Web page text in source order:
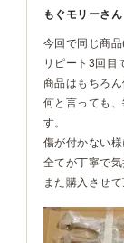
もぐモリーさん
今回で同じ商
リピート3回目
商品はもちろ
何と言っても
す。
傷が付かない
全てが丁寧で気
また購入させて